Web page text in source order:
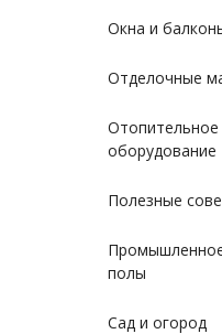
Окна и
Отделочные
Отопительное
оборудование
Полезные
полы
Сад и огород